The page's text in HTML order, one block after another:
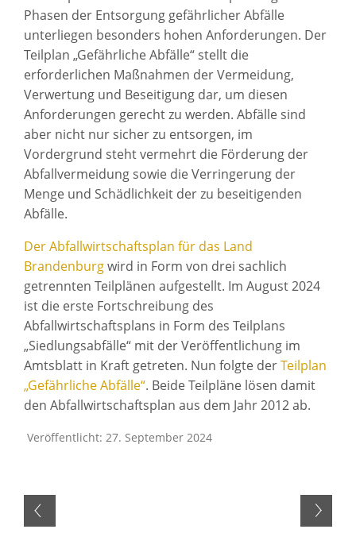
Phasen der Entsorgung gefährlicher Abfälle
unterliegen besonders hohen Anforderungen. Der
Teilplan „Gefährliche Abfälle“ stellt die
erforderlichen Maßnahmen der Vermeidung,
Verwertung und Beseitigung dar, um diesen
Anforderungen gerecht zu werden. Abfälle sind
aber nicht nur sicher zu entsorgen, im
Vordergrund steht vermehrt die Förderung der
Abfallvermeidung sowie die Verringerung der
Menge und Schädlichkeit der zu beseitigenden
Abfälle.
Der Abfallwirtschaftsplan für das Land
Brandenburgwird in Form von drei sachlich
getrennten Teilplänen aufgestellt. Im August 2024
ist die erste Fortschreibung des
Abfallwirtschaftsplans in Form des Teilplans
„Siedlungsabfälle“ mit der Veröffentlichung im
Amtsblatt in Kraft getreten. Nun folgte derTeilplan
„Gefährliche Abfälle“. Beide Teilpläne lösen damit
den Abfallwirtschaftsplan aus dem Jahr 2012 ab.
Veröffentlicht: 27. September 2024